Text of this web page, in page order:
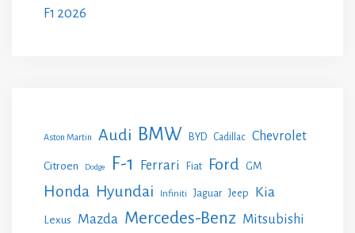
F1 2026
Aston Martin Audi BMW BYD Cadillac Chevrolet
Citroen Dodge F-1 Ferrari Fiat Ford GM
Honda Hyundai Infiniti Jaguar Jeep Kia
Lexus Mazda Mercedes-Benz Mitsubishi